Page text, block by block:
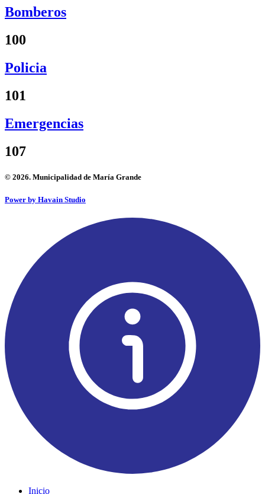
Bomberos
100
Policia
101
Emergencias
107
© 2026. Municipalidad de María Grande
Power by Havain Studio
Inicio